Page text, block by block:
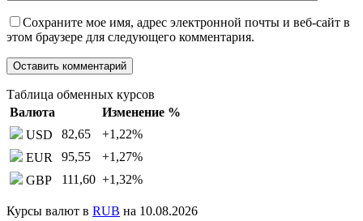
Сохраните мое имя, адрес электронной почты и веб-сайт в
этом браузере для следующего комментария.
Таблица обменных курсов
Валюта
Изменение %
USD
82,65 +1,22%
EUR
95,55 +1,27%
GBP
111,60 +1,32%
Курсы валют в RUB на 10.08.2026